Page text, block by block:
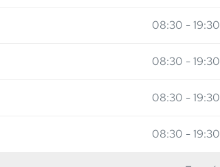
08:30 -19:30
08:30 -19:30
08:30 -19:30
08:30 -19:30